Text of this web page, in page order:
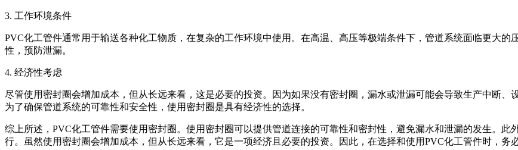
3. 工作环境条件
PVC化工管件通常用于输送各种化工物质，在复杂的工作环境中使用。在高温、高压等极端条件下，管道系统面临更大
性，预防泄漏。
4. 经济性考虑
尽管使用密封圈会增加成本，但从长远来看，这是必要的投资。因为如果没有密封圈，漏水或泄漏可能会导致生产中断、
为了确保管道系统的可靠性和安全性，使用密封圈是具有经济性的选择。
综上所述，PVC化工管件需要使用密封圈。使用密封圈可以提供管道连接的可靠性和密封性，避免漏水和泄漏的发生。
行。虽然使用密封圈会增加成本，但从长远来看，它是一项经济且必要的投资。因此，在选择和使用PVC化工管件时，务